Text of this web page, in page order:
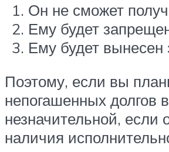
Он не сможет
Ему будет
Ему будет вынесен
Поэтому, если вы
непогашенных долгов
незначительной,
наличия